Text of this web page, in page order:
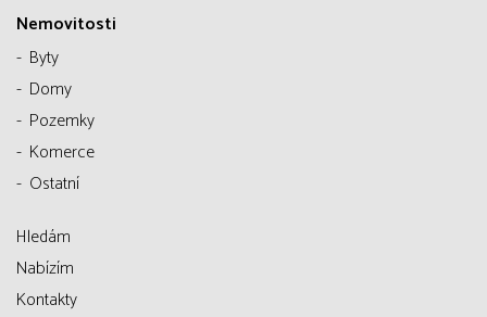
Nemovitosti
Byty
Domy
Pozemky
Komerce
Ostatní
Hledám
Nabízím
Kontakty